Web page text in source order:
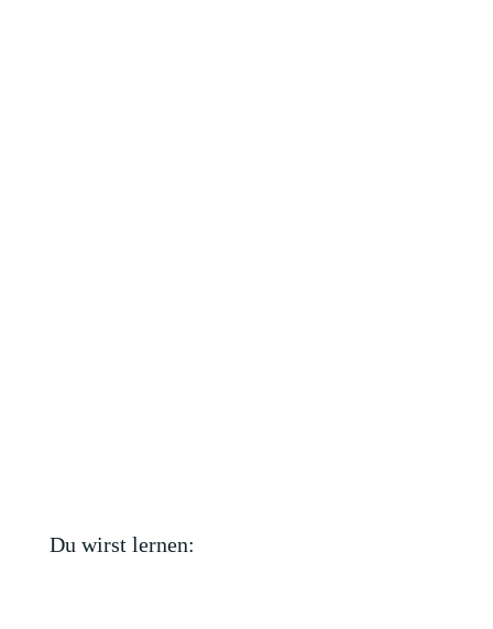
Du wirst lernen: